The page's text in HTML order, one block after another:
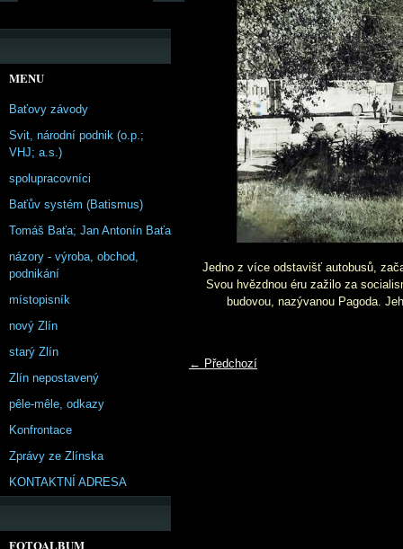
Jedno z více odstavišť autobusů,
Svou hvězdnou éru zažilo za
budovou, nazývanou Pagoda.
← Předchozí
MENU
Baťovy závody
Svit, národní podnik (o.p.;
VHJ; a.s.)
spolupracovníci
Baťův systém (Batismus)
Tomáš Baťa; Jan Antonín Baťa
názory - výroba, obchod,
podnikání
místopisník
nový Zlín
starý Zlín
Zlín nepostavený
pêle-mêle, odkazy
Konfrontace
Zprávy ze Zlínska
KONTAKTNÍ ADRESA
FOTOALBUM